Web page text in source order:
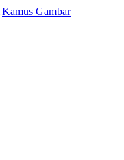
|Kamus Gambar